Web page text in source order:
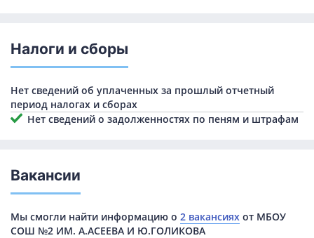
Налоги и сборы
Нет сведений об уплаченных за прошлый отчетный
период налогах и сборах
Нет сведений о задолженностях по пеням и штрафам
Вакансии
Мы смогли найти информацию о 2 вакансиях от МБОУ
СОШ №2 ИМ. А.АСЕЕВА И Ю.ГОЛИКОВА